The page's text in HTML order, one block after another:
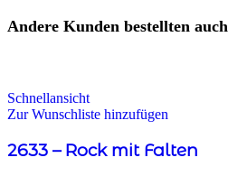
Andere Kunden bestellten auch
Schnellansicht
Zur Wunschliste hinzufügen
2633 – Rock mit Falten